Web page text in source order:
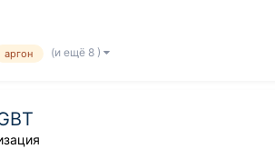
аргон (и ещё 8 )